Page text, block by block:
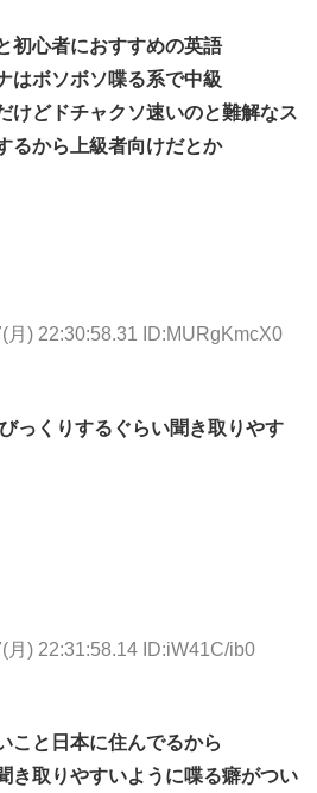
初心者におすすめの英語
はボソボソ喋る系で中級
けどドチャクソ速いのと難解なス
るから上級者向けだとか
月) 22:30:58.31 ID:MURgKmcX0
っくりするぐらい聞き取りやす
月) 22:31:58.14 ID:iW41C/ib0
こと日本に住んでるから
き取りやすいように喋る癖がつい